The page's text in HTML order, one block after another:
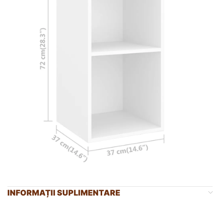
INFORMAȚII SUPLIMENTARE